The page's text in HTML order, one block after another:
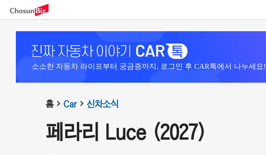
소소한 자동차 라이프부터 궁금증까지, 로그인 후 CAR톡에서 나누세요!
홈 Car 신차소식
페라리 Luce (2027)